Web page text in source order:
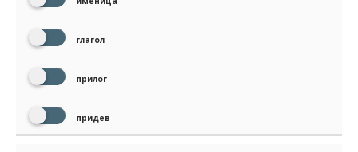
глагол
прилог
придев